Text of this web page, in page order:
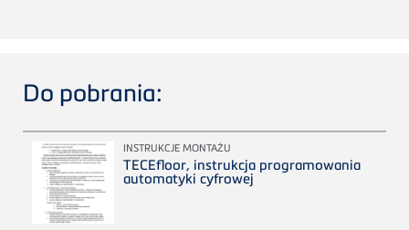
Do pobrania:
INSTRUKCJE MONTAŻU
TECEfloor, instrukcja programowania
automatyki cyfrowej